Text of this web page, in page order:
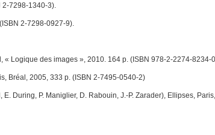
2-7298-1340-3).
2-7298-0927-9).
« Logique des images », 2010. 164 p. (ISBN 978-2-2274-8234-
Bréal, 2005, 333 p. (ISBN 2-7495-0540-2)
E. During, P. Maniglier, D. Rabouin, J.-P. Zarader), Ellipses,